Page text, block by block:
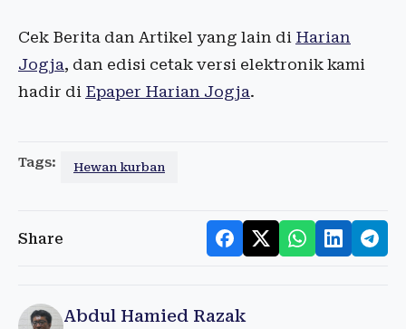
Cek Berita dan Artikel yang lain di Harian
Jogja, dan edisi cetak versi elektronik kami
hadir di Epaper Harian Jogja.
Tags: Hewan kurban
Share
Abdul Hamied Razak